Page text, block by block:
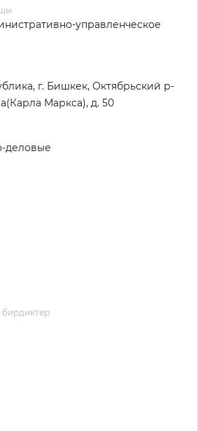
управленческое
г. Бишкек, Октябрьский р-
Маркса), д. 50
деловые
бирдиктер